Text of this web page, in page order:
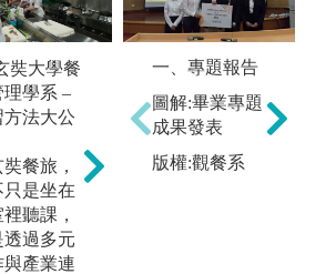
奘大學餐
理學系 –
方法大公
餐旅，
只是坐在
聽課，
透過多元
與產業連
🎭 玄奘餐旅管
理學系 – 情境
教學，學習更
有感！
🚀 餐廳經營模
擬：從菜單設
一、專題報告
圖解:畢業專題
成果發表
版權:觀餐系